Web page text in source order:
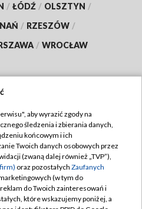
/ ŁÓDŹ / OLSZTYN /
/ RZESZÓW /
/ WROCŁAW
TVP
TVP
prywatności
zgody
Pomoc
aby wyrazić zgody na
śledzenia i zbierania danych,
końcowym i ich
Twoich danych osobowych przez
(zwaną dalej również „TVP”),
oraz pozostałych Zaufanych
(w tym do
do Twoich zainteresowań i
które wskazujemy poniżej, a